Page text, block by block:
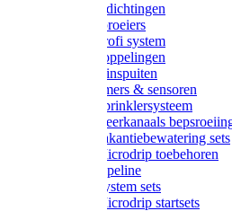
Gardena afdichtingen
Gardena sproeiers
Gardena Profi system
Gardena koppelingen
Gardena tuinspuiten
Gardena timers & sensoren
Gardena Sprinklersysteem
Gardena meerkanaals
Gardena vakantiebewatering sets
Gardena Microdrip toebehoren
Gardena Pipeline
Gardena System sets
Gardena Microdrip startsets